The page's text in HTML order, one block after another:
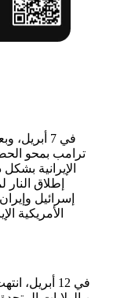
ترامب بمحو
الإيرانية
إطلاق
إسرائيل